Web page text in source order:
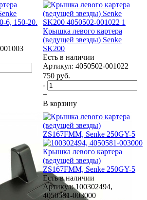
6, 150-20.
Крышка левого картера
(ведущей звезды) Senke
SK200
Есть в наличии
Артикул: 4050502-001022
750 руб.
-
+
В корзину
Крышка левого картера
(ведущей звезды)
ZS167FMM, Senke 250GY-5
Есть в наличии
Артикул: 100302494,
4050581-003000